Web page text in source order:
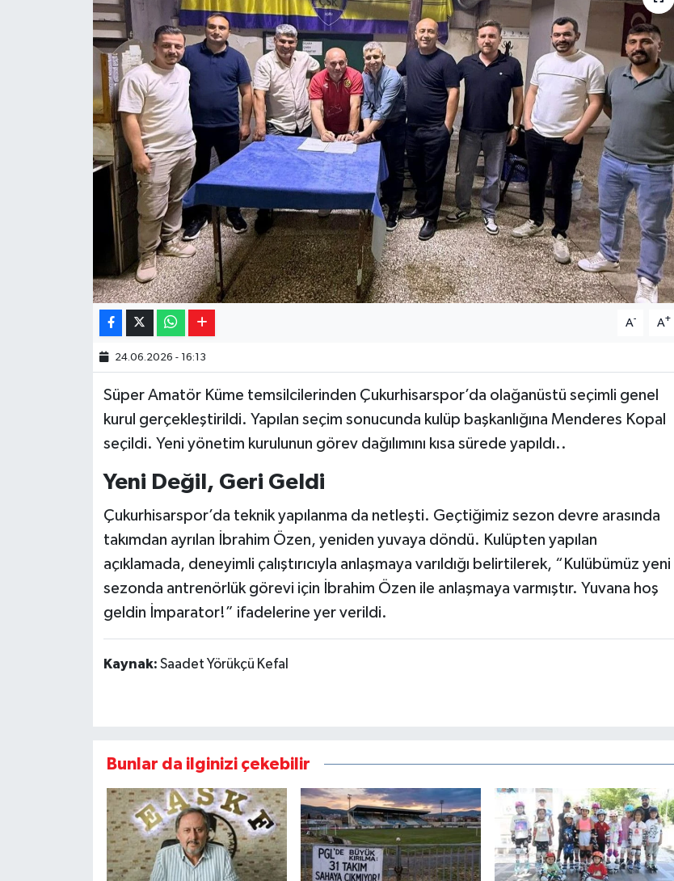
A- A+
24.06.2026 - 16:13
Süper Amatör Küme temsilcilerinden Çukurhisarspor’da olağanüstü seçimli genel
kurul gerçekleştirildi. Yapılan seçim sonucunda kulüp başkanlığına Menderes Kopal
seçildi. Yeni yönetim kurulunun görev dağılımını kısa sürede yapıldı..
Yeni Değil, Geri Geldi
Çukurhisarspor’da teknik yapılanma da netleşti. Geçtiğimiz sezon devre arasında
takımdan ayrılan İbrahim Özen, yeniden yuvaya döndü. Kulüpten yapılan
açıklamada, deneyimli çalıştırıcıyla anlaşmaya varıldığı belirtilerek, “Kulübümüz yeni
sezonda antrenörlük görevi için İbrahim Özen ile anlaşmaya varmıştır. Yuvana hoş
geldin İmparator!” ifadelerine yer verildi.
Kaynak: Saadet Yörükçü Kefal
Bunlar da ilginizi çekebilir
Resmi ilanlar